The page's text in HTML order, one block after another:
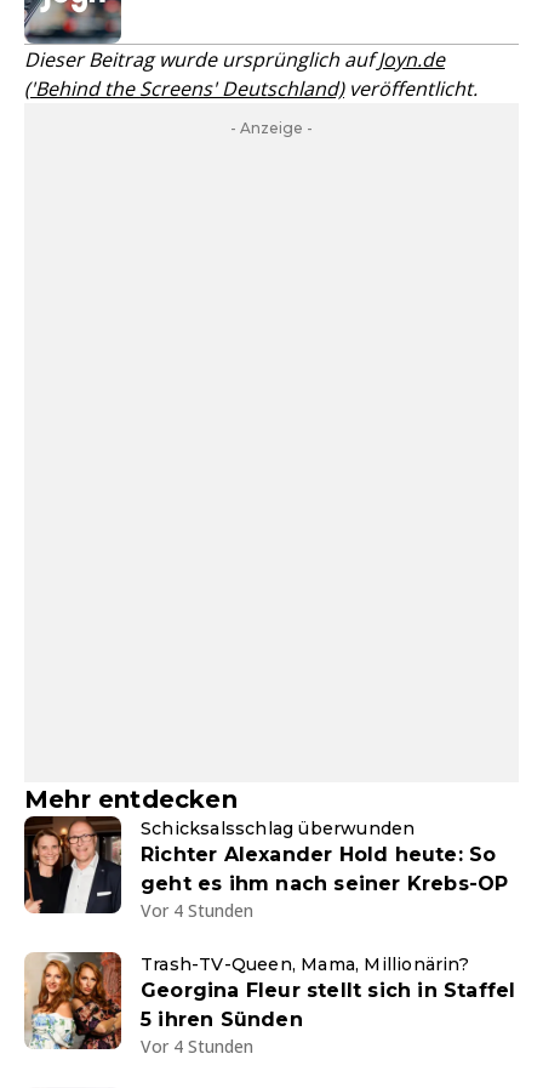
Dieser Beitrag wurde ursprünglich aufJoyn.de
('Behind the Screens' Deutschland)veröffentlicht.
- Anzeige -
Mehr entdecken
Schicksalsschlag überwunden
Richter Alexander Hold heute: So
geht es ihm nach seiner Krebs-OP
Vor 4 Stunden
Trash-TV-Queen, Mama, Millionärin?
Georgina Fleur stellt sich in Staffel
5 ihren Sünden
Vor 4 Stunden